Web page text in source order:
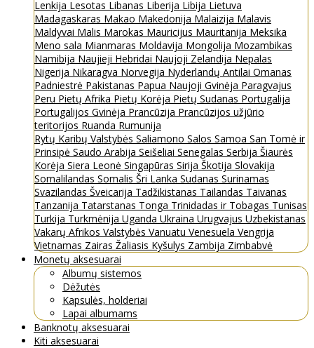
Lenkija Lesotas Libanas Liberija Libija Lietuva
Madagaskaras Makao Makedonija Malaizija Malavis
Maldyvai Malis Marokas Mauricijus Mauritanija Meksika
Meno sala Mianmaras Moldavija Mongolija Mozambikas
Namibija Naujieji Hebridai Naujoji Zelandija Nepalas
Nigerija Nikaragva Norvegija Nyderlandų Antilai Omanas
Padniestrė Pakistanas Papua Naujoji Gvinėja Paragvajus
Peru Pietų Afrika Pietų Korėja Pietų Sudanas Portugalija
Portugalijos Gvinėja Prancūzija Prancūzijos užjūrio
teritorijos Ruanda Rumunija
Rytų Karibų Valstybės Saliamono Salos Samoa San Tomė ir
Prinsipė Saudo Arabija Seišeliai Senegalas Serbija Šiaurės
Korėja Siera Leonė Singapūras Sirija Škotija Slovakija
Somalilandas Somalis Šri Lanka Sudanas Surinamas
Svazilandas Šveicarija Tadžikistanas Tailandas Taivanas
Tanzanija Tatarstanas Tonga Trinidadas ir Tobagas Tunisas
Turkija Turkmėnija Uganda Ukraina Urugvajus Uzbekistanas
Vakarų Afrikos Valstybės Vanuatu Venesuela Vengrija
Vietnamas Zairas Žaliasis Kyšulys Zambija Zimbabvė
Monetų aksesuarai
Albumų sistemos
Dėžutės
Kapsulės, holderiai
Lapai albumams
Banknotų aksesuarai
Kiti aksesuarai